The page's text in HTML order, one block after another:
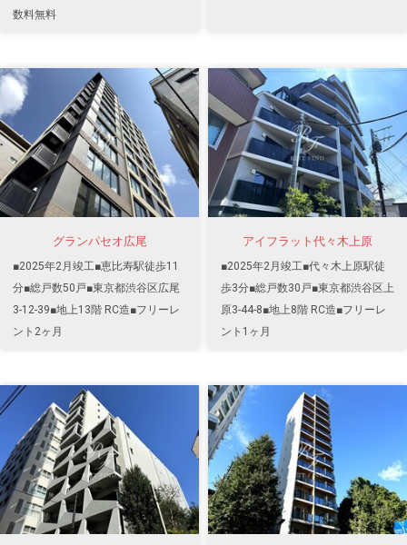
数料無料
グランパセオ広尾
■2025年2月竣工■恵比寿駅徒歩11
分■総戸数50戸■東京都渋谷区広尾
3-12-39■地上13階 RC造■フリーレ
ント2ヶ月
アイフラット代々木上原
■2025年2月竣工■代々木上原駅徒
歩3分■総戸数30戸■東京都渋谷区上
原3-44-8■地上8階 RC造■フリーレ
ント1ヶ月